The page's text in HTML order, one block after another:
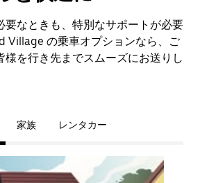
要なときも、特別なサポートが必要
Village の乗車オプションなら、ご
様を行き先までスムーズにお送りし
家族 レンタカー